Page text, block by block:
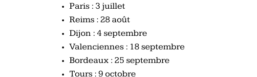
Paris : 3 juillet
Reims : 28 août
Dijon : 4 septembre
Valenciennes : 18 septembre
Bordeaux : 25 septembre
Tours : 9 octobre